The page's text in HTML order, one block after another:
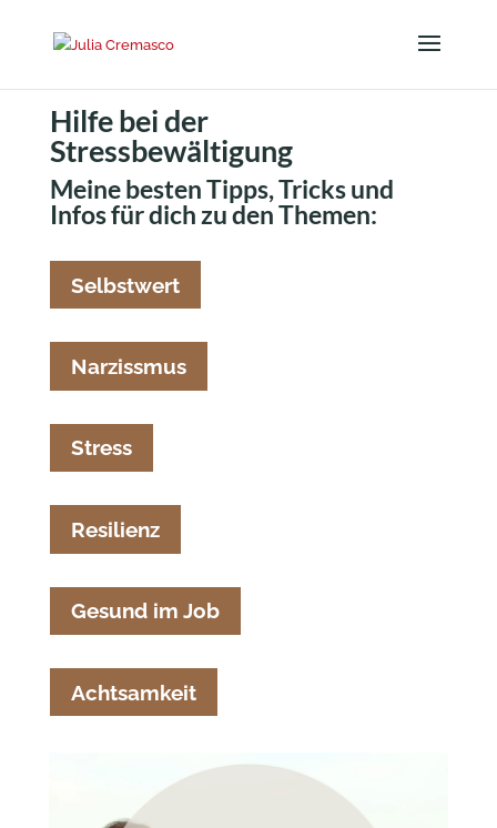
Hilfe bei der
Stressbewältigung
Meine besten Tipps, Tricks und
Infos für dich zu den Themen:
Selbstwert
Narzissmus
Stress
Resilienz
Gesund im Job
Achtsamkeit